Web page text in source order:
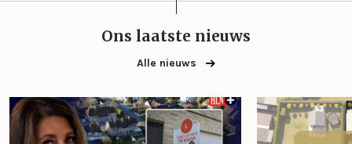
Ons laatste nieuws
Alle nieuws